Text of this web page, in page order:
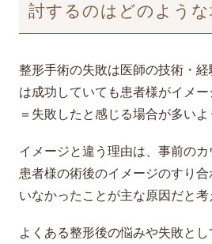
討するのはどのような
整形手術の失敗は医師の技術・
は成功していても患者様がイメ
＝失敗したと感じる場合が多いよ
イメージと違う理由は、事前の
患者様の術後のイメージのすり
いなかったことが主な原因だと考
よくある整形後の悩みや失敗と